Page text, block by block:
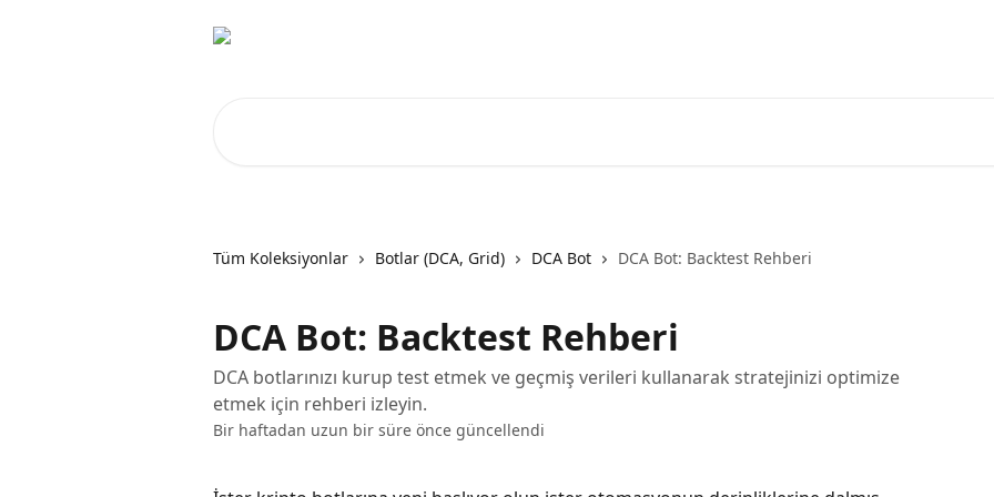
Tüm Koleksiyonlar Botlar (DCA, Grid) DCA Bot DCA Bot: Backtest Rehberi
DCA Bot: Backtest Rehberi
DCA botlarınızı kurup test etmek ve geçmiş verileri kullanarak stratejinizi optimize
etmek için rehberi izleyin.
Bir haftadan uzun bir süre önce güncellendi